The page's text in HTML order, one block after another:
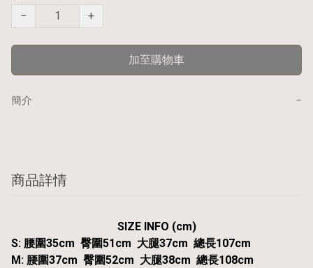
− +
加至購物車
簡介 −
商品詳情
SIZE INFO (cm)
S: 腰圍35cm 臀圍51cm 大腿37cm 總長107cm
M: 腰圍37cm 臀圍52cm 大腿38cm 總長108cm